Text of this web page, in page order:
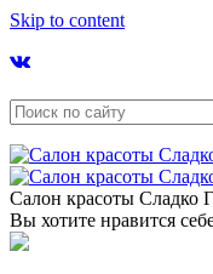
Skip to content
Салон красоты Сладко
Вы хотите нравится